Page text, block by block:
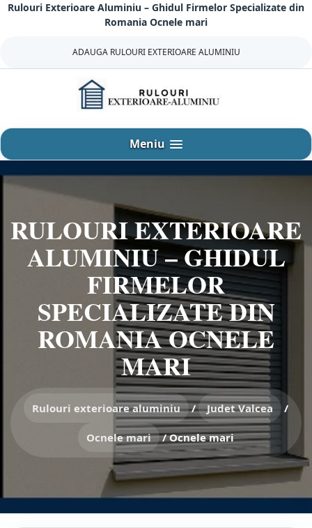
SariRulouri Exterioare Aluminiu – Ghidul Firmelor Specializate din
Romania Ocnele mari
ADAUGA RULOURI EXTERIOARE ALUMINIU
Meniu
RULOURI EXTERIOARE
ALUMINIU – GHIDUL
FIRMELOR
SPECIALIZATE DIN
ROMANIA OCNELE
MARI
Rulouri exterioare aluminiu / Judet Valcea /
Ocnele mari /Ocnele mari